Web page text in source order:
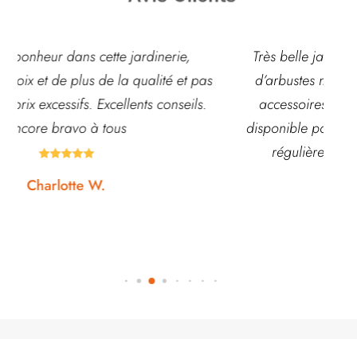
Très belle jardinerie, grand choix de fleurs et
d’arbustes mais également de pots ou autre
accessoires de jardin. L’équipe est souvent
disponible pour échanger et conseiller. J’y vais
régulièrement et ne suis jamais déçue.